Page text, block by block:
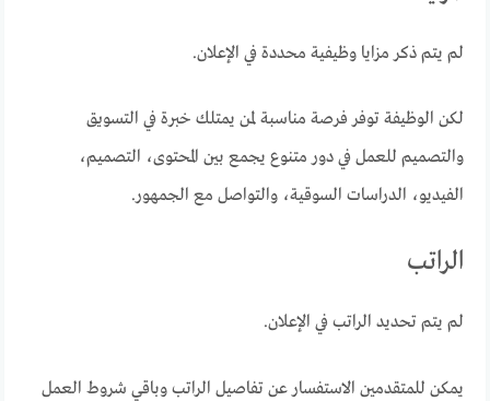
لم يتم ذكر مزايا وظيفية محددة في الإعلان.
لكن الوظيفة توفر فرصة مناسبة لمن يمتلك خبرة في التسويق
والتصميم للعمل في دور متنوع يجمع بين المحتوى، التصميم،
الفيديو، الدراسات السوقية، والتواصل مع الجمهور.
الراتب
لم يتم تحديد الراتب في الإعلان.
يمكن للمتقدمين الاستفسار عن تفاصيل الراتب وباقي شروط العمل